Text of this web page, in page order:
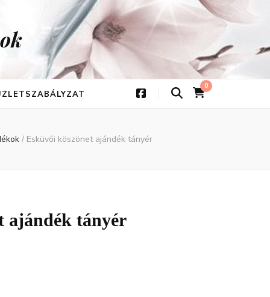
0
/ Esküvői köszönet ajándék tányér
ajándék tányér